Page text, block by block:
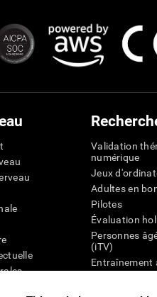
Validation
numérique
Jeux
Adultes en
Pilotes
Évaluation
Personnes
(iTV)
Entraînement